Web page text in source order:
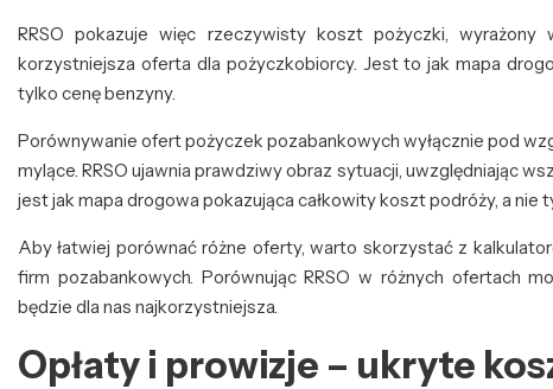
RRSO pokazuje więc rzeczywisty koszt pożyczki, wyrażony
korzystniejsza oferta dla pożyczkobiorcy. Jest to jak mapa
tylko cenę benzyny.
Porównywanie ofert pożyczek pozabankowych wyłącznie pod
mylące. RRSO ujawnia prawdziwy obraz sytuacji, uwzględniając
jest jak mapa drogowa pokazująca całkowity koszt podróży, a nie
Aby łatwiej porównać różne oferty, warto skorzystać z
firm pozabankowych. Porównując RRSO w różnych ofertach
będzie dla nas najkorzystniejsza.
Opłaty i prowizje – ukryte